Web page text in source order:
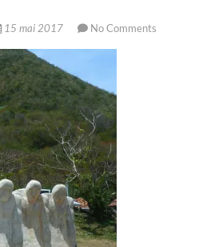
15 mai 2017 No Comments